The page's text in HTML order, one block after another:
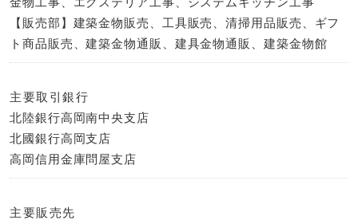
【販売部】建築金物販売、工具販売、清掃用品販売、ギフ
ト商品販売、建築金物通販、建具金物通販、建築金物館
主要取引銀行
北陸銀行高岡南中央支店
北國銀行高岡支店
高岡信用金庫問屋支店
主要販売先